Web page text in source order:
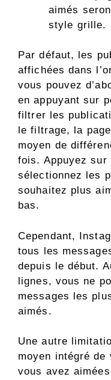
aimés
style grille.
Par défaut, les
affichées dans
vous pouvez
en appuyant sur
filtrer les
le filtrage, la
moyen de
fois. Appuyez sur
sélectionnez les
souhaitez plus
bas.
Cependant,
tous les
depuis le début.
lignes, vous ne
messages les
aimés.
Une autre
moyen intégré
vous avez